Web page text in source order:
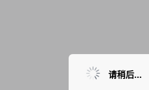
暂无课程，敬请期待
请稍后...